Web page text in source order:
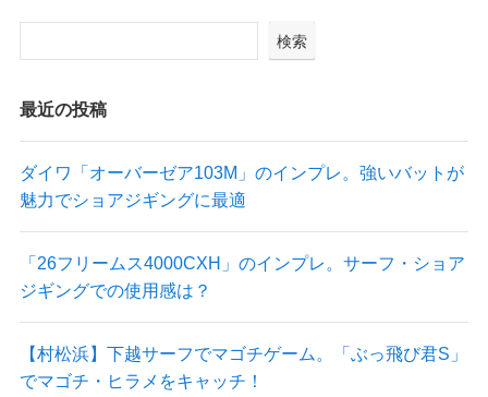
検索
最近の投稿
ダイワ「オーバーゼア103M」のインプレ。強いバットが
魅力でショアジギングに最適
「26フリームス4000CXH」のインプレ。サーフ・ショア
ジギングでの使用感は？
【村松浜】下越サーフでマゴチゲーム。「ぶっ飛び君S」
でマゴチ・ヒラメをキャッチ！